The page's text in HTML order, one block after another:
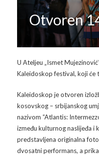
Program
Kaleidoskop Art
Izložbe/Performans
Koncert
Volonteri
Video
Video 2009.
Video 2010.
Video 2011
Naša galerija
Galerija 2009
Galerija 2010
Facebook
Arhiva
Otvoren
U Ateljeu „Ismet
Kaleidoskop festival, koji će
Kaleidoskop je otvoren
kosovskog – srbijanskog
nazivom “Atlantis:
između kulturnog naslijeđa i
predstavljena originalna
dvosatni performans, a